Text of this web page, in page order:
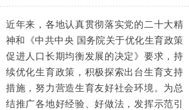
近年来，各地认真贯彻落实党的二十大精
神和《中共中央 国务院关于优化生育政策
促进人口长期均衡发展的决定》要求，持
续优化生育政策，积极探索出台生育支持
措施，努力营造生育友好社会环境。为总
结推广各地好经验、好做法，发挥示范引